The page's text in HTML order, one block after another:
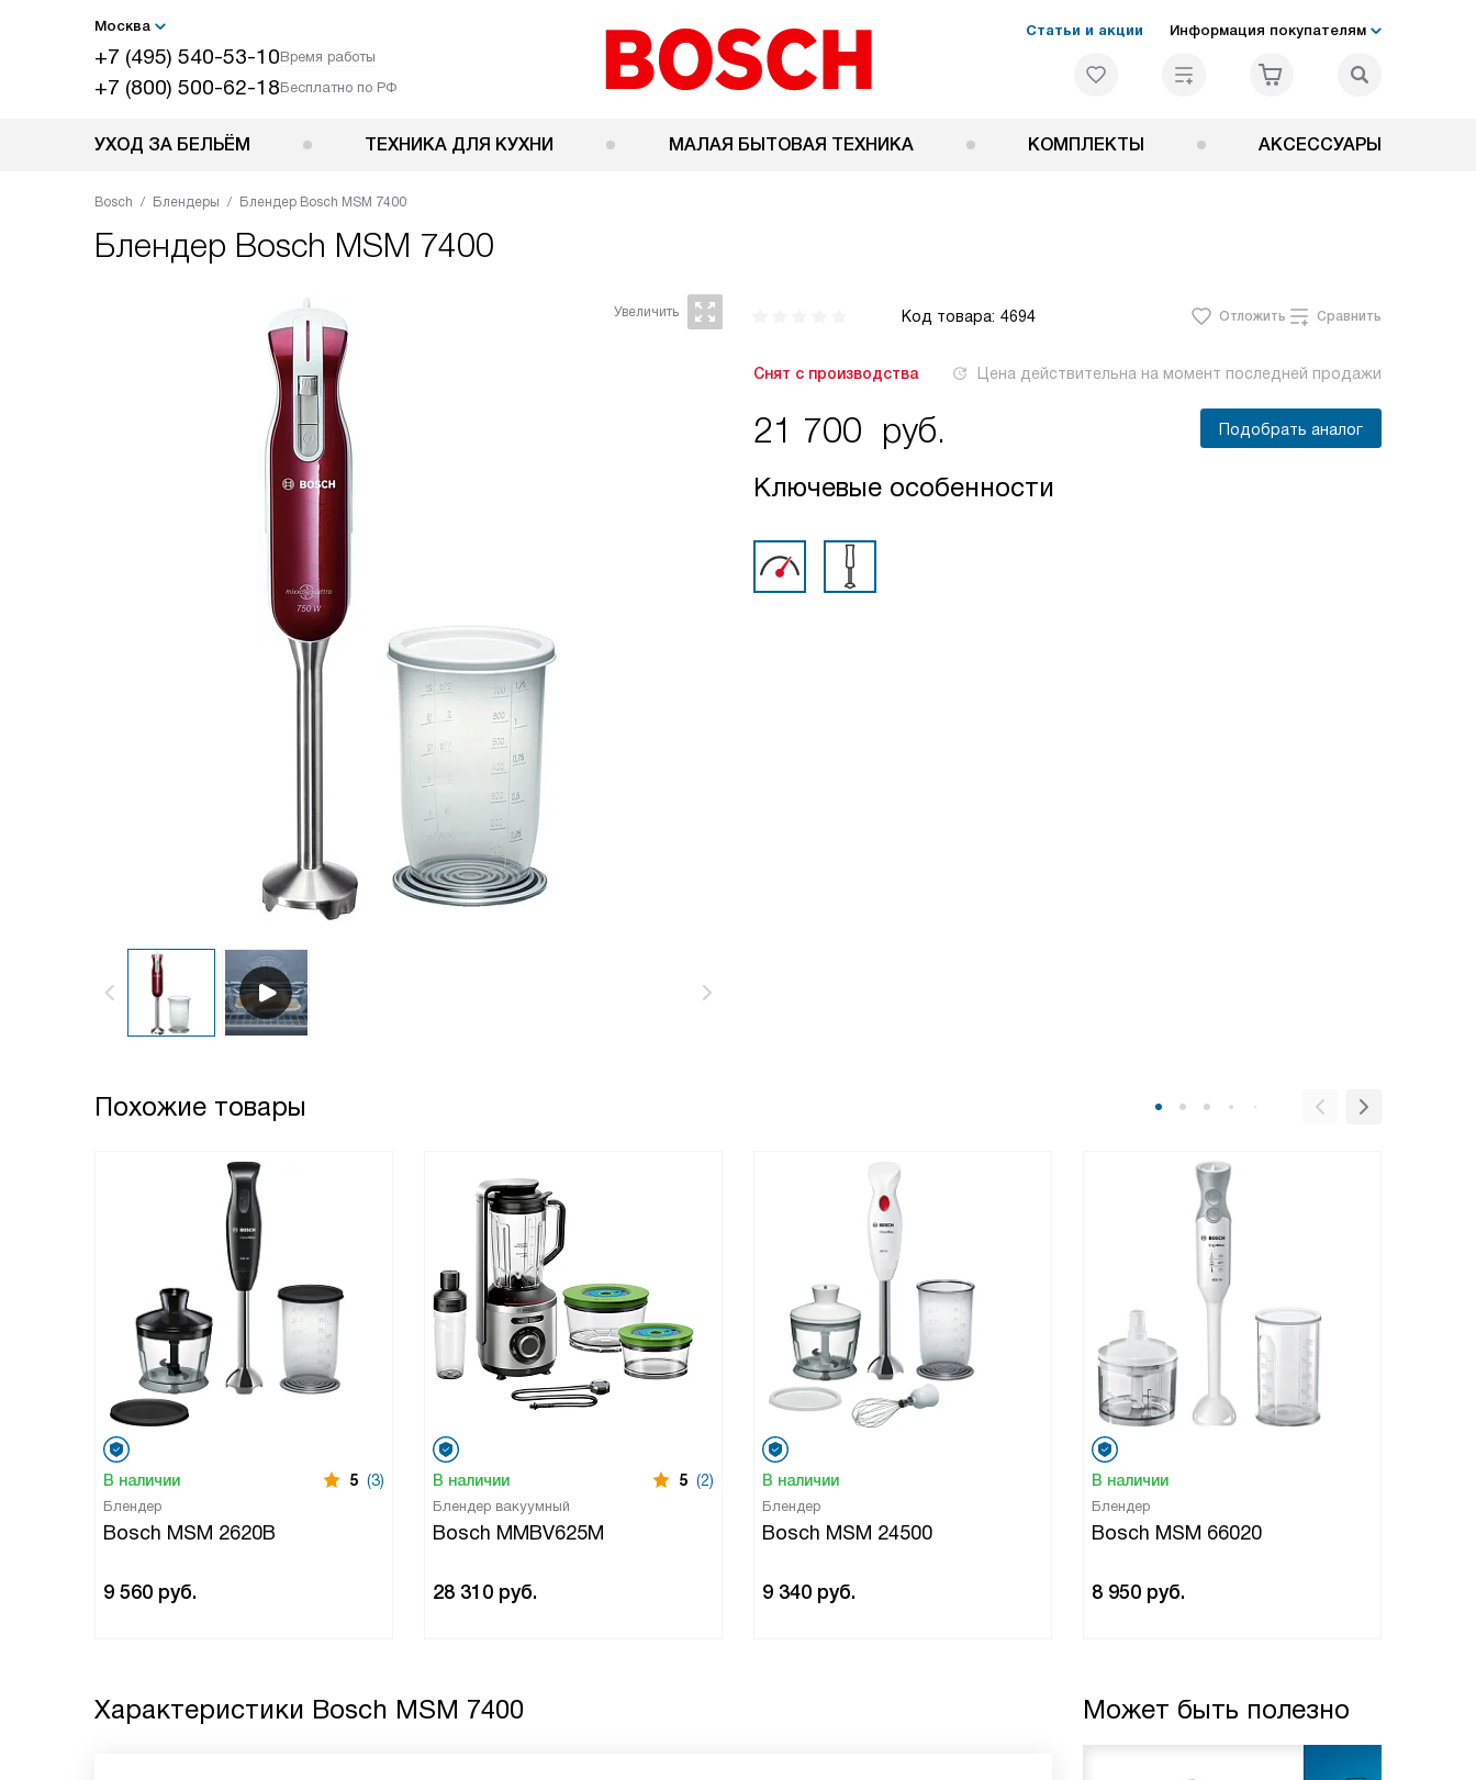
Москва
+7 (495) 540-53-10Время работы
+7 (800) 500-62-18Бесплатно по РФ
Статьи и акции Информация покупателям
УХОД ЗА БЕЛЬЁМ ТЕХНИКА ДЛЯ КУХНИ МАЛАЯ БЫТОВАЯ ТЕХНИКА КОМПЛЕКТЫ АКСЕССУАРЫ
Bosch Блендеры Блендер Bosch MSM 7400
Блендер Bosch MSM 7400
Код товара: 4694 Отложить Сравнить
Снят с производства Цена действительна на момент последней продажи
21 700 руб. Подобрать аналог
Ключевые особенности
Похожие товары
В наличии 5 (3)
Блендер
Bosch MSM 2620B
9 560 руб.
В наличии 5 (2)
Блендер вакуумный
Bosch MMBV625M
28 310 руб.
В наличии
Блендер
Bosch MSM 24500
9 340 руб.
В наличии
Блендер
Bosch MSM 66020
8 950 руб.
Может быть полезно
Характеристики Bosch MSM 7400